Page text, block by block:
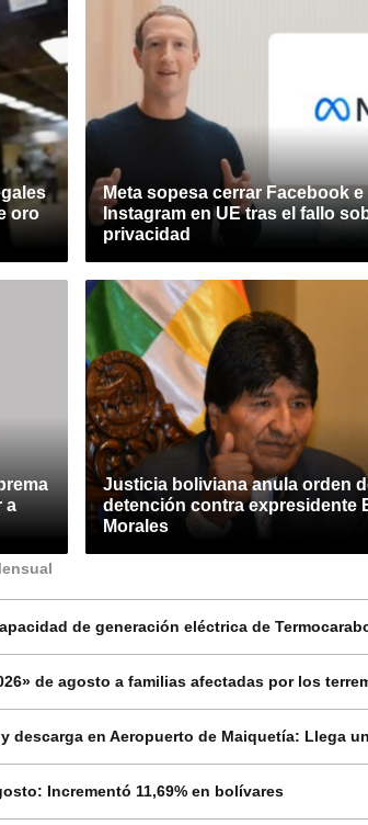
oro
Meta sopesa cerrar Facebook e
Instagram en UE tras el fallo
privacidad
a
Justicia boliviana anula orden
detención contra expresidente
Morales
de generación eléctrica de
de agosto a familias afectadas por los
descarga en Aeropuerto de Maiquetía: Llega
Incrementó 11,69% en bolívares